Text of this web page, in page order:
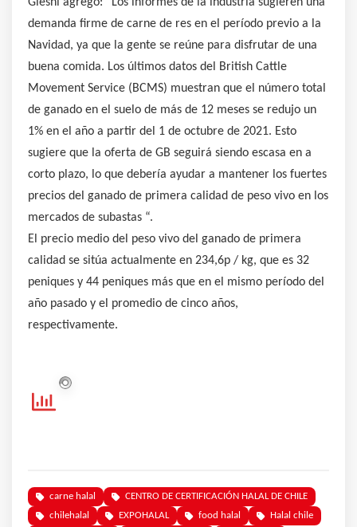
demanda firme de carne de res en el período previo a la
Navidad, ya que la gente se reúne para disfrutar de una
buena comida. Los últimos datos del British Cattle
Movement Service (BCMS) muestran que el número total
de ganado en el suelo de más de 12 meses se redujo un
1% en el año a partir del 1 de octubre de 2021. Esto
sugiere que la oferta de GB seguirá siendo escasa en a
corto plazo, lo que debería ayudar a mantener los fuertes
precios del ganado de primera calidad de peso vivo en los
mercados de subastas “.
El precio medio del peso vivo del ganado de primera
calidad se sitúa actualmente en 234,6p / kg, que es 32
peniques y 44 peniques más que en el mismo período del
año pasado y el promedio de cinco años,
respectivamente.
carne halal
CENTRO DE CERTIFICACIÓN HALAL DE CHILE
chilehalal
EXPOHALAL food halal
Halal chile